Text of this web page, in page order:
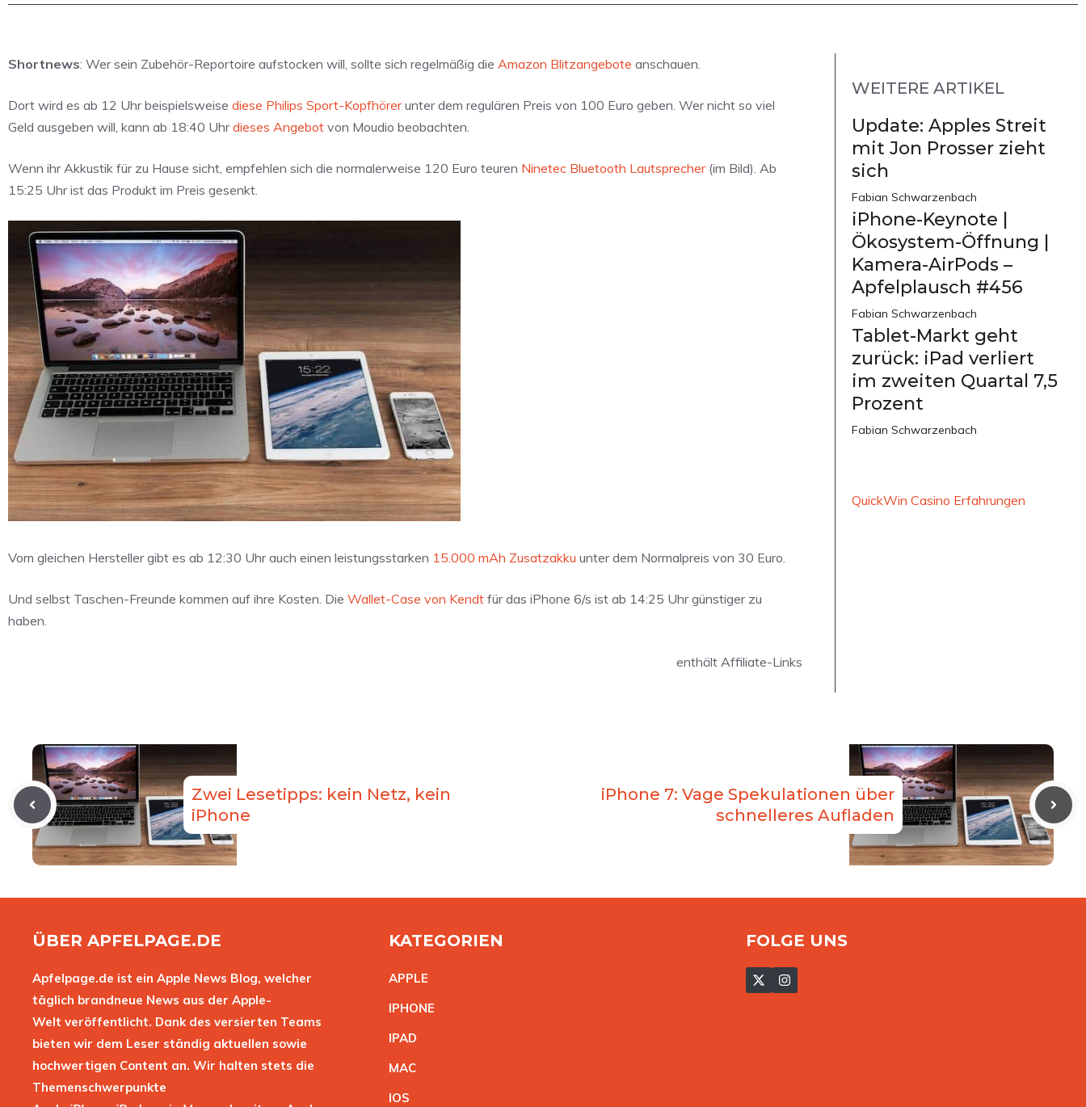
Shortnews: Wer sein Zubehör-Reportoire aufstocken will, sollte sich regelmäßig die Amazon Blitzangebote anschauen.
Dort wird es ab 12 Uhr beispielsweise diese Philips Sport-Kopfhörerunter dem regulären Preis von 100 Euro geben. Wer nicht so viel
Geld ausgeben will, kann ab 18:40 Uhrdieses Angebot von Moudio beobachten.
Wenn ihr Akkustik für zu Hause sicht, empfehlen sich die normalerweise 120 Euro teuren Ninetec Bluetooth Lautsprecher(im Bild). Ab
15:25 Uhr ist das Produkt im Preis gesenkt.
Vom gleichen Hersteller gibt es ab 12:30 Uhr auch einen leistungsstarken 15.000 mAh Zusatzakku unter dem Normalpreis von 30 Euro.
Und selbst Taschen-Freunde kommen auf ihre Kosten. Die Wallet-Case von Kendt für das iPhone 6/s ist ab 14:25 Uhr günstiger zu
haben.
enthält Affiliate-Links
WEITERE ARTIKEL
Update: Apples Streit
mit Jon Prosser zieht
sich
Fabian Schwarzenbach
iPhone-Keynote |
Ökosystem-Öffnung |
Kamera-AirPods –
Apfelplausch #456
Fabian Schwarzenbach
Tablet-Markt geht
zurück: iPad verliert
im zweiten Quartal 7,5
Prozent
Fabian Schwarzenbach
QuickWin Casino Erfahrungen
Zwei Lesetipps: kein Netz, kein
iPhone
iPhone 7: Vage Spekulationen über
schnelleres Aufladen
ÜBER APFELPAGE.DE
Apfelpage.de ist ein Apple News Blog, welcher
täglich brandneue News aus der Apple-
Welt veröffentlicht. Dank des versierten Teams
bieten wir dem Leser ständig aktuellen sowie
hochwertigen Content an. Wir halten stets die
Themenschwerpunkte
KATEGORIEN
APPLE
IPHONE
IPAD
MAC
IOS
FOLGE UNS